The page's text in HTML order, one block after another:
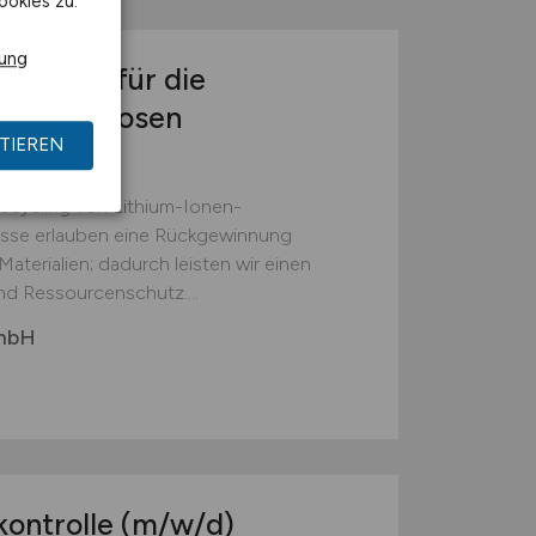
m/d)
für die
von Lithium-Ionen-
erlauben eine Rückgewinnung
dadurch leisten wir einen
Ressourcenschutz....
(m/w/d)